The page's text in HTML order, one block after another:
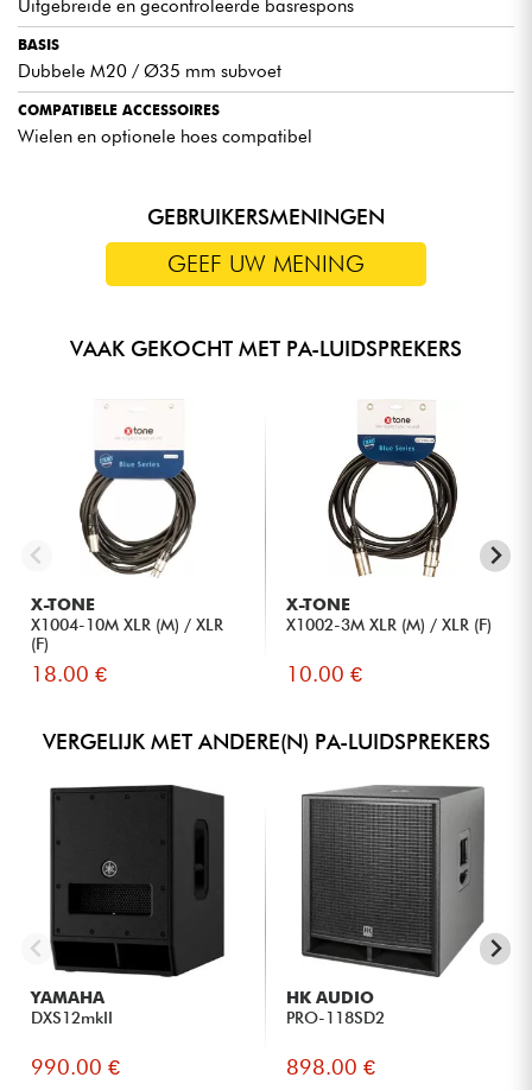
Uitgebreide en gecontroleerde basrespons
BASIS
Dubbele M20 / Ø35 mm subvoet
COMPATIBELE ACCESSOIRES
Wielen en optionele hoes compatibel
GEBRUIKERSMENINGEN
GEEF UW MENING
VAAK GEKOCHT MET PA-LUIDSPREKERS
X-TONE
X1004-10M XLR (M) / XLR
(F)
18.00 €
X-TONE
X1002-3M XLR (M) / XLR (F)
10.00 €
VERGELIJK MET ANDERE(N) PA-LUIDSPREKERS
YAMAHA
DXS12mkII
990.00 €
HK AUDIO
PRO-118SD2
898.00 €